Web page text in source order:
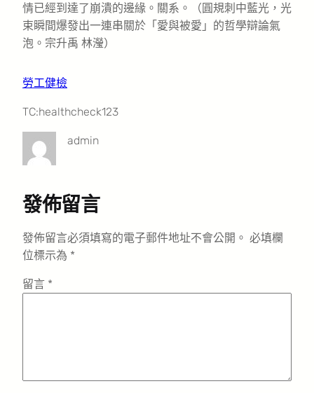
情已經到達了崩潰的邊緣。關系。（圓規刺中藍光，光
束瞬間爆發出一連串關於「愛與被愛」的哲學辯論氣
泡。宗升禹 林瀅）
勞工健檢
TC:healthcheck123
admin
發佈留言
發佈留言必須填寫的電子郵件地址不會公開。 必填欄
位標示為 *
留言 *